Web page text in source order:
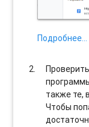
Подробнее…
также те,
Чтобы